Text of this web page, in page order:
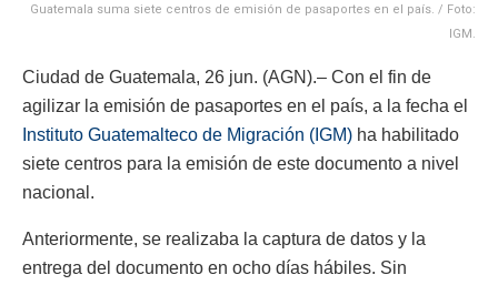
Guatemala suma siete centros de emisión de pasaportes en el país. / Foto:
IGM.
Ciudad de Guatemala, 26 jun. (AGN).– Con el fin de
agilizar la emisión de pasaportes en el país, a la fecha el
Instituto Guatemalteco de Migración (IGM) ha habilitado
siete centros para la emisión de este documento a nivel
nacional.
Anteriormente, se realizaba la captura de datos y la
entrega del documento en ocho días hábiles. Sin